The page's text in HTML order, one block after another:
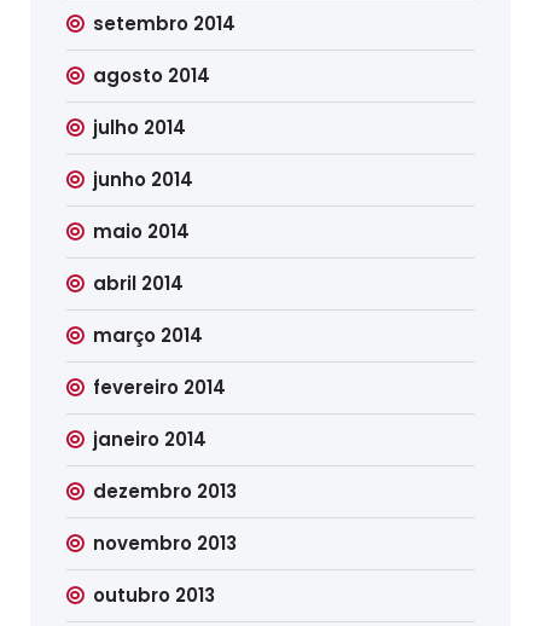
setembro 2014
agosto 2014
julho 2014
junho 2014
maio 2014
abril 2014
março 2014
fevereiro 2014
janeiro 2014
dezembro 2013
novembro 2013
outubro 2013